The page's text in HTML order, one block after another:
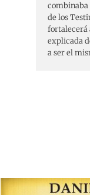
de los
fortalecerá
explicada
a ser el